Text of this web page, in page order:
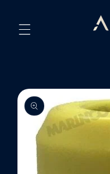
al contenido
directamente
a la
información
del producto